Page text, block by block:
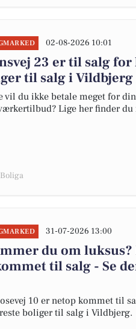
02-08-2026 10:01
23 er til salg
til salg i
vil du ikke betale meget for
Lige her finder
31-07-2026 13:00
du om
til salg - Se
10 er netop kommet til
boliger til salg i Vildbjerg.